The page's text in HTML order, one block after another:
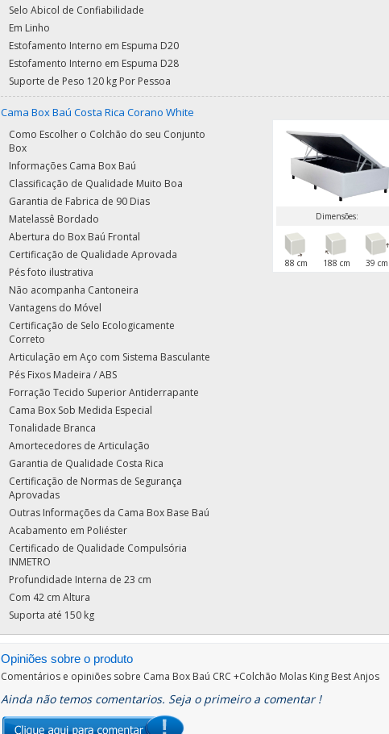
Selo Abicol de Confiabilidade
Em Linho
Estofamento Interno em Espuma D20
Estofamento Interno em Espuma D28
Suporte de Peso 120 kg Por Pessoa
Cama Box Baú Costa Rica Corano White
Dimensões:
88 cm 188 cm 39 cm
Como Escolher o Colchão do seu Conjunto
Box
Informações Cama Box Baú
Classificação de Qualidade Muito Boa
Garantia de Fabrica de 90 Dias
Matelassê Bordado
Abertura do Box Baú Frontal
Certificação de Qualidade Aprovada
Pés foto ilustrativa
Não acompanha Cantoneira
Vantagens do Móvel
Certificação de Selo Ecologicamente
Correto
Articulação em Aço com Sistema Basculante
Pés Fixos Madeira / ABS
Forração Tecido Superior Antiderrapante
Cama Box Sob Medida Especial
Tonalidade Branca
Amortecedores de Articulação
Garantia de Qualidade Costa Rica
Certificação de Normas de Segurança
Aprovadas
Outras Informações da Cama Box Base Baú
Acabamento em Poliéster
Certificado de Qualidade Compulsória
INMETRO
Profundidade Interna de 23 cm
Com 42 cm Altura
Suporta até 150 kg
Opiniões sobre o produto
Comentários e opiniões sobre Cama Box Baú CRC +Colchão Molas King Best Anjos
Ainda não temos comentarios. Seja o primeiro a comentar !